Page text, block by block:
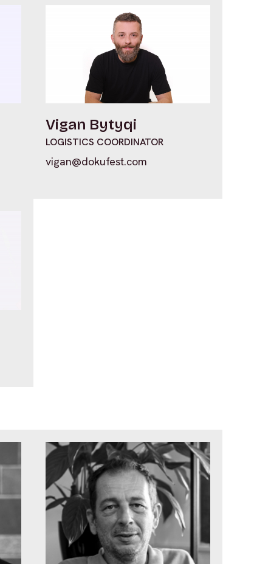
Vigan Bytyqi
LOGISTICS COORDINATOR
vigan@dokufest.com